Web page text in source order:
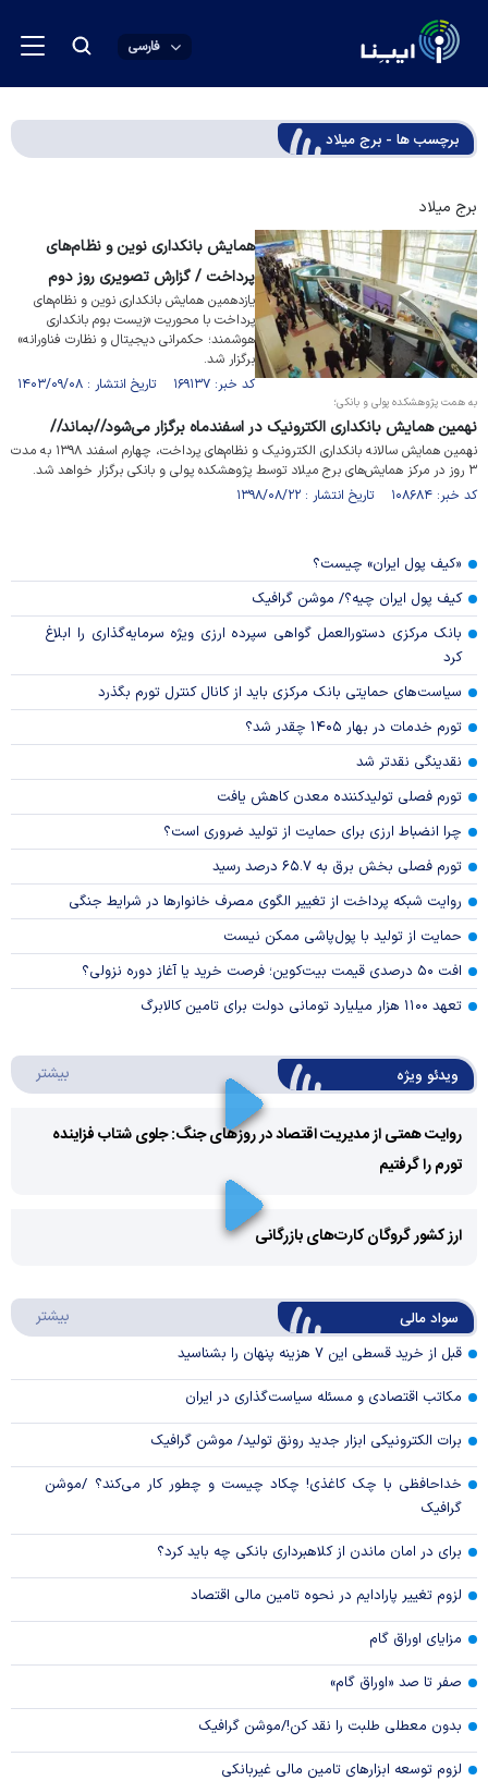
فارسی
برچسب ها - برج میلاد
برج میلاد
همایش بانکداری نوین و نظام‌های
پرداخت / گزارش تصویری روز دوم
یازدهمین همایش بانکداری نوین و نظام‌های
پرداخت با محوریت «زیست بوم بانکداری
هوشمند؛ حکمرانی دیجیتال و نظارت فناورانه»
برگزار شد.
کد خبر: ۱۶۹۱۳۷ تاریخ انتشار : ۱۴۰۳/۰۹/۰۸
به همت پژوهشکده پولی و بانکی؛
نهمین همایش بانکداری الکترونیک در اسفندماه برگزار می‌شود//بماند//
نهمین همایش سالانه بانکداری الکترونیک و نظام‌های پرداخت، چهارم اسفند ۱۳۹۸ به مدت
۳ روز در مرکز همایش‌های برج میلاد توسط پژوهشکده پولی و بانکی برگزار خواهد شد.
کد خبر: ۱۰۸۶۸۴ تاریخ انتشار : ۱۳۹۸/۰۸/۲۲
«کیف پول ایران» چیست؟
کیف پول ایران چیه؟/ موشن گرافیک
بانک مرکزی دستورالعمل گواهی سپرده ارزی ویژه سرمایه‌گذاری را ابلاغ
کرد
سیاست‌های حمایتی بانک مرکزی باید از کانال کنترل تورم بگذرد
تورم خدمات در بهار ۱۴۰۵ چقدر شد؟
نقدینگی نقدتر شد
تورم فصلی تولیدکننده معدن کاهش یافت
چرا انضباط ارزی برای حمایت از تولید ضروری است؟
تورم فصلی بخش برق به ۶۵.۷ درصد رسید
روایت شبکه پرداخت از تغییر الگوی مصرف خانوار‌ها در شرایط جنگی
حمایت از تولید با پول‌پاشی ممکن نیست
افت ۵۰ درصدی قیمت بیت‌کوین؛ فرصت خرید یا آغاز دوره نزولی؟
تعهد ۱۱۰۰ هزار میلیارد تومانی دولت برای تامین کالابرگ
ویدئو ویژه بیشتر
Play
Video
روایت همتی از مدیریت اقتصاد در روزهای جنگ: جلوی شتاب فزاینده
تورم را گرفتیم
Video
ارز کشور گروگان کارت‌های بازرگانی
سواد مالی بیشتر
قبل از خرید قسطی این ۷ هزینه پنهان را بشناسید
مکاتب اقتصادی و مسئله سیاست‌گذاری در ایران
برات الکترونیکی ابزار جدید رونق تولید/ موشن گرافیک
خداحافظی با چک کاغذی! چکاد چیست و چطور کار می‌کند؟ /موشن
گرافیک
برای در امان ماندن از کلاهبرداری بانکی چه باید کرد؟
لزوم تغییر پارادایم در نحوه تامین مالی اقتصاد
مزایای اوراق گام
صفر تا صد «اوراق گام»
بدون معطلی طلبت را نقد کن!/موشن گرافیک
لزوم توسعه ابزارهای تامین مالی غیربانکی